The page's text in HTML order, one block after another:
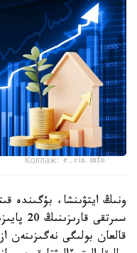
Коллаж: e-cis.info
ونىڭ ايتۋىنشا، بۇگىندە
قالعان بولىگى نەگىزىنەن